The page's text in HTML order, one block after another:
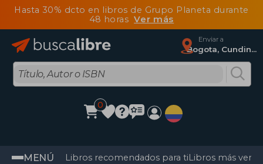
Hasta 30% dcto en libros de Grupo Planeta durante
48 horasVer más
Enviar a
Bogota, Cundinamarca
0
MENÚ Libros recomendados para tiLibros más